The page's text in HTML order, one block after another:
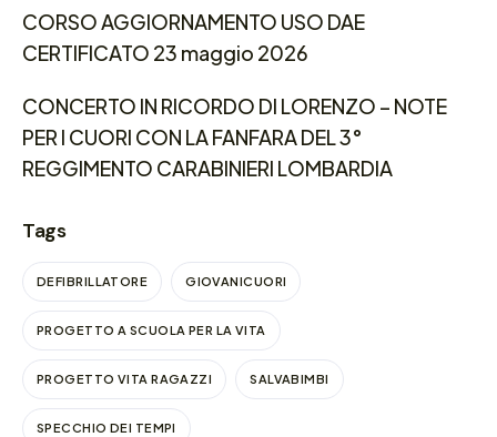
CORSO AGGIORNAMENTO USO DAE
CERTIFICATO 23 maggio 2026
CONCERTO IN RICORDO DI LORENZO – NOTE
PER I CUORI CON LA FANFARA DEL 3°
REGGIMENTO CARABINIERI LOMBARDIA
Tags
DEFIBRILLATORE GIOVANICUORI
PROGETTO A SCUOLA PER LA VITA
PROGETTO VITA RAGAZZI SALVABIMBI
SPECCHIO DEI TEMPI